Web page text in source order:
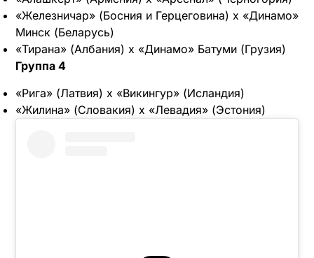
«Железничар» (Босния и Герцеговина) х «Динамо»
Минск (Беларусь)
«Тирана» (Албания) х «Динамо» Батуми (Грузия)
Группа 4
«Рига» (Латвия) х «Викингур» (Исландия)
«Жилина» (Словакия) х «Левадия» (Эстония)